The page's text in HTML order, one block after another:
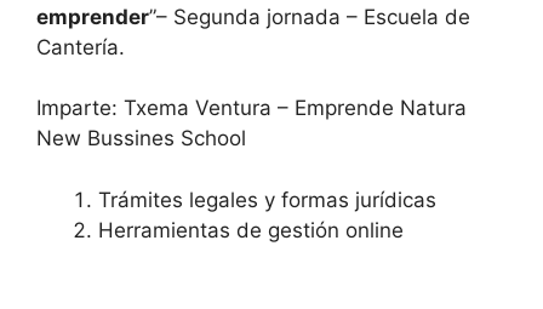
emprender”– Segunda jornada – Escuela de
Cantería.
Imparte: Txema Ventura – Emprende Natura
New Bussines School
Trámites legales y formas jurídicas
Herramientas de gestión online